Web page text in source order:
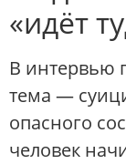
«идёт
В интервью
тема —
опасного
человек